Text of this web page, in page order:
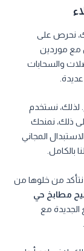
نحرص على
مع موردين
والسحابات
لذلك، نستخدم
ذلك، نمنحك
المجاني
بالكامل.
من خلوها من
مطابخ حي
الجديدة مع